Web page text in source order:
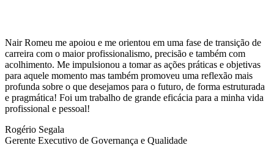
Nair Romeu me apoiou e me orientou em uma fase de transição de
carreira com o maior profissionalismo, precisão e também com
acolhimento. Me impulsionou a tomar as ações práticas e objetivas
para aquele momento mas também promoveu uma reflexão mais
profunda sobre o que desejamos para o futuro, de forma estruturada
e pragmática! Foi um trabalho de grande eficácia para a minha vida
profissional e pessoal!
Rogério Segala
Gerente Executivo de Governança e Qualidade